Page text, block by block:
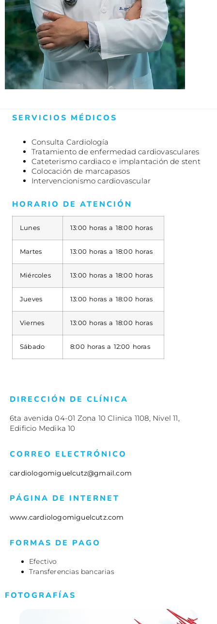
SERVICIOS MÉDICOS
Consulta Cardiología
Tratamiento de enfermedad cardiovasculares
Cateterismo cardiaco e implantación de stent
Colocación de marcapasos
Intervencionismo cardiovascular
HORARIO DE ATENCIÓN
Lunes 13:00 horas a 18:00 horas
Martes 13:00 horas a 18:00 horas
Miércoles 13:00 horas a 18:00 horas
Jueves 13:00 horas a 18:00 horas
Viernes 13:00 horas a 18:00 horas
Sábado 8:00 horas a 12:00 horas
DIRECCIÓN DE CLÍNICA
6ta avenida 04-01 Zona 10 Clinica 1108, Nivel 11,
Edificio Medika 10
CORREO ELECTRÓNICO
cardiologomiguelcutz@gmail.com
PÁGINA DE INTERNET
www.cardiologomiguelcutz.com
FORMAS DE PAGO
Efectivo
Transferencias bancarias
FOTOGRAFÍAS